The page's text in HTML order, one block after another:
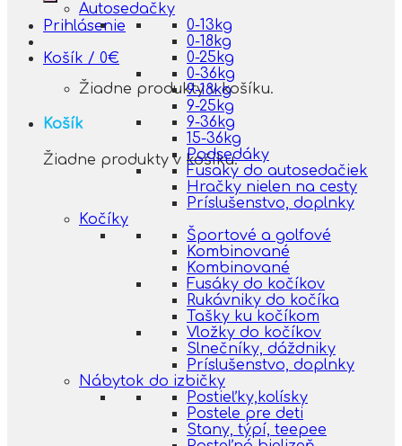
Prihlásenie
Košík / 0€
Žiadne produkty v košíku.
Košík
Žiadne produkty v košíku.
Autosedačky
0-13kg
0-18kg
0-25kg
0-36kg
9-18kg
9-25kg
9-36kg
15-36kg
Podsedáky
Fusaky do autosedačiek
Hračky nielen na cesty
Príslušenstvo, doplnky
Kočíky
Športové a golfové
Kombinované
Kombinované
Fusáky do kočíkov
Rukávniky do kočíka
Tašky ku kočíkom
Vložky do kočíkov
Slnečníky, dáždniky
Príslušenstvo, doplnky
Nábytok do izbičky
Postieľky,kolísky
Postele pre deti
Stany, týpí, teepee